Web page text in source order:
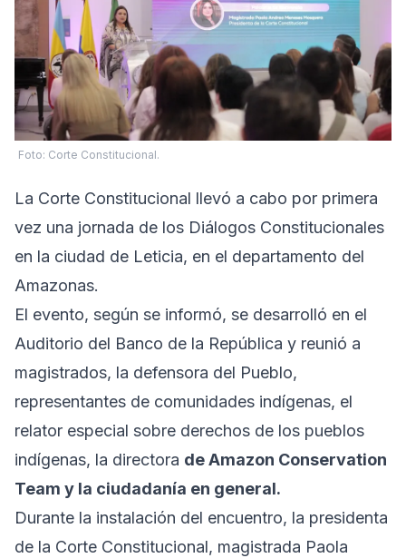
Foto: Corte Constitucional.
La Corte Constitucional llevó a cabo por primera
vez una jornada de los Diálogos Constitucionales
en la ciudad de Leticia, en el departamento del
Amazonas.
El evento, según se informó, se desarrolló en el
Auditorio del Banco de la República y reunió a
magistrados, la defensora del Pueblo,
representantes de comunidades indígenas, el
relator especial sobre derechos de los pueblos
indígenas, la directora de Amazon Conservation
Team y la ciudadanía en general.
Durante la instalación del encuentro, la presidenta
de la Corte Constitucional, magistrada Paola